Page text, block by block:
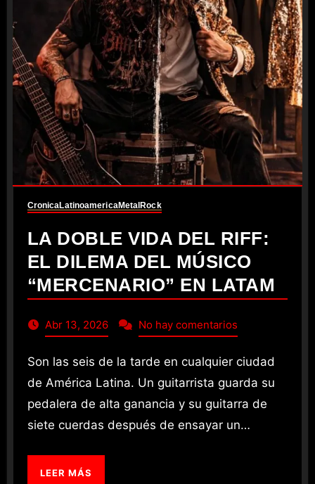
CronicaLatinoamericaMetalRock
LA DOBLE VIDA DEL RIFF:
EL DILEMA DEL MÚSICO
“MERCENARIO” EN LATAM
Abr 13, 2026 No hay comentarios
Son las seis de la tarde en cualquier ciudad
de América Latina. Un guitarrista guarda su
pedalera de alta ganancia y su guitarra de
siete cuerdas después de ensayar un…
LEER MÁS